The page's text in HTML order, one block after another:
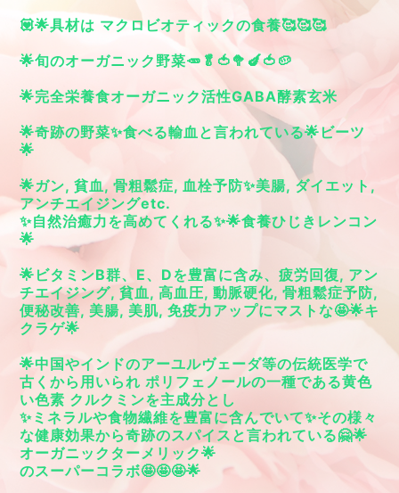
💟🌟具材は マクロビオティックの食養🥰🥰🥰
🌟旬のオーガニック野菜🥕🥬🍅🥦🍆🍅🥔
🌟完全栄養食オーガニック活性GABA酵素玄米
🌟奇跡の野菜✨食べる輸血と言われている🌟ビーツ
🌟
🌟ガン, 貧血, 骨粗鬆症, 血栓予防✨美腸, ダイエット,
アンチエイジングetc.
✨自然治癒力を高めてくれる✨🌟食養ひじきレンコン
🌟
🌟ビタミンB群、E、Dを豊富に含み、疲労回復, アン
チエイジング, 貧血, 高血圧, 動脈硬化, 骨粗鬆症予防,
便秘改善, 美腸, 美肌, 免疫力アップにマストな🤩🌟キ
クラゲ🌟
🌟中国やインドのアーユルヴェーダ等の伝統医学で
古くから用いられ ポリフェノールの一種である黄色
い色素 クルクミンを主成分とし
✨ミネラルや食物繊維を豊富に含んでいて✨その様々
な健康効果から奇跡のスパイスと言われている🤗🌟
オーガニックターメリック🌟
のスーパーコラボ🤩🤩🤩🌟